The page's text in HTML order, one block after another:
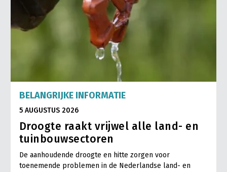
BELANGRIJKE INFORMATIE
5 AUGUSTUS 2026
Droogte raakt vrijwel alle land- en
tuinbouwsectoren
De aanhoudende droogte en hitte zorgen voor
toenemende problemen in de Nederlandse land- en